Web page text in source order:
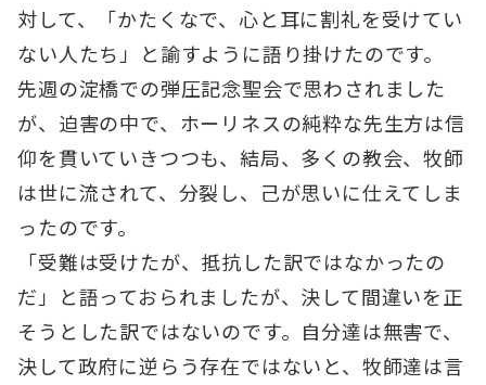
対して、「かたくなで、心と耳に割礼を受けてい
ない人たち」と諭すように語り掛けたのです。
先週の淀橋での弾圧記念聖会で思わされました
が、迫害の中で、ホーリネスの純粋な先生方は信
仰を貫いていきつつも、結局、多くの教会、牧師
は世に流されて、分裂し、己が思いに仕えてしま
ったのです。
「受難は受けたが、抵抗した訳ではなかったの
だ」と語っておられましたが、決して間違いを正
そうとした訳ではないのです。自分達は無害で、
決して政府に逆らう存在ではないと、牧師達は言